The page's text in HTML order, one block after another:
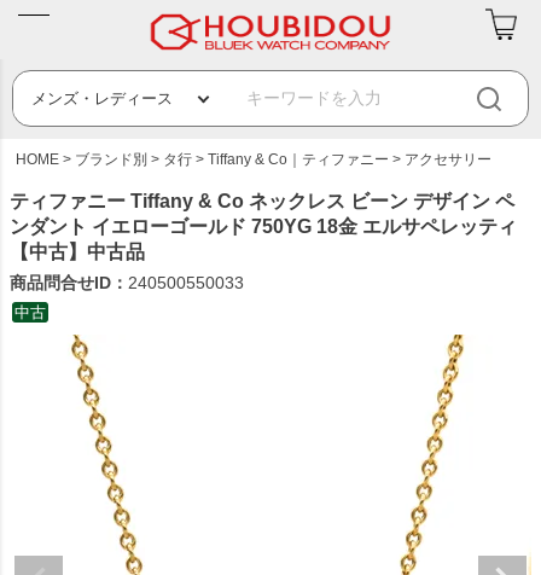
HOME ブランド別 タ行 Tiffany & Co｜ティファニー アクセサリー
ティファニー Tiffany & Co ネックレス ビーン デザイン ペ
ンダント イエローゴールド 750YG 18金 エルサペレッティ
【中古】中古品
商品問合せID： 240500550033
中古